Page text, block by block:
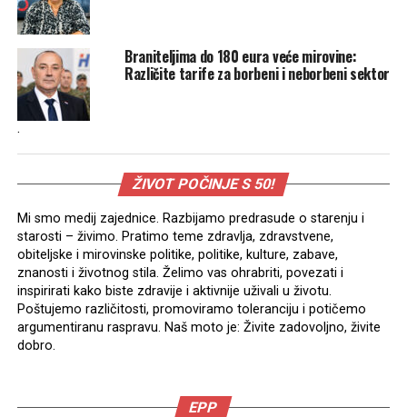
Braniteljima do 180 eura veće mirovine:
Različite tarife za borbeni i neborbeni sektor
.
ŽIVOT POČINJE S 50!
Mi smo medij zajednice. Razbijamo predrasude o starenju i
starosti – živimo. Pratimo teme zdravlja, zdravstvene,
obiteljske i mirovinske politike, politike, kulture, zabave,
znanosti i životnog stila. Želimo vas ohrabriti, povezati i
inspirirati kako biste zdravije i aktivnije uživali u životu.
Poštujemo različitosti, promoviramo toleranciju i potičemo
argumentiranu raspravu. Naš moto je: Živite zadovoljno, živite
dobro.
EPP